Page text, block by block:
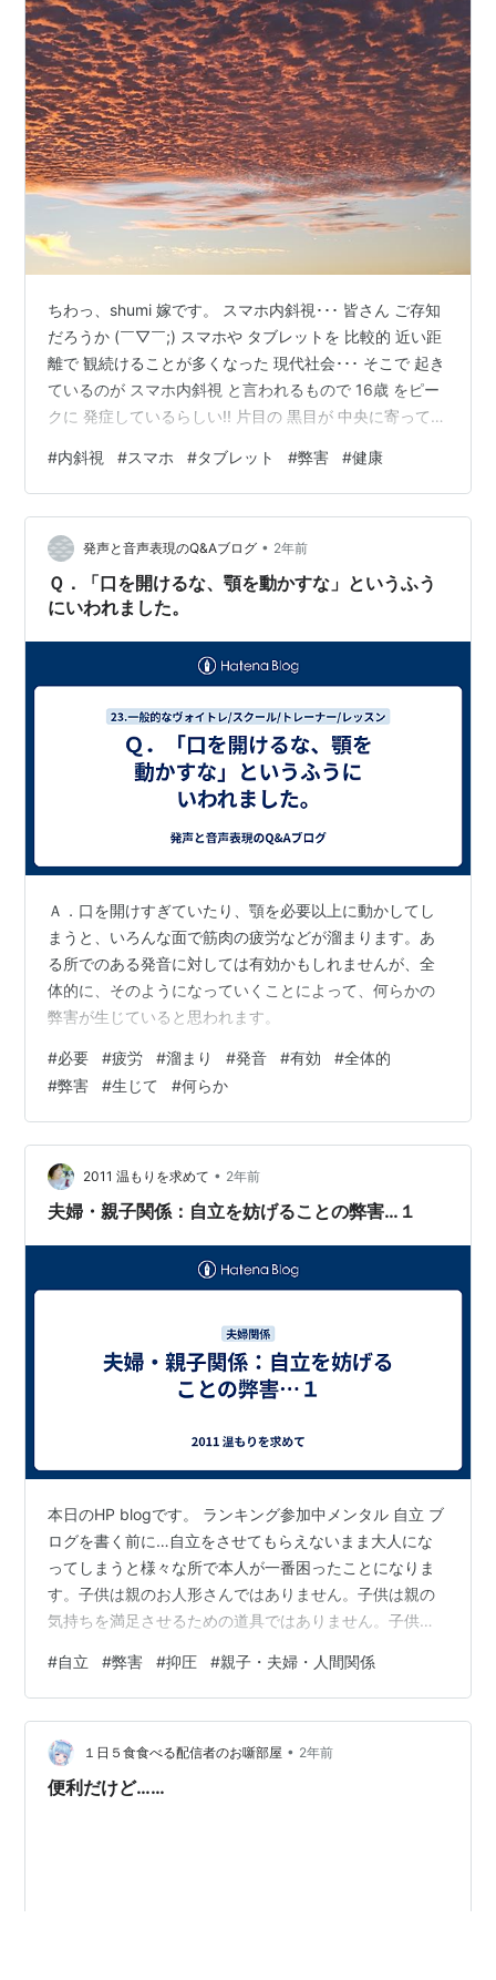
ちわっ、shumi 嫁です。 スマホ内斜視･･･ 皆さん ご存知
だろうか (￣▽￣;) スマホや タブレットを 比較的 近い距
離で 観続けることが多くなった 現代社会･･･ そこで 起き
ているのが スマホ内斜視 と言われるもので 16歳 をピー
クに 発症しているらしい!! 片目の 黒目が 中央に寄ってし
と ぼやけて見えたりするらしい 1日に 何時間も見続ける
スマホ インタビューに答えた 10代学生は 何をやるにも
スマホを見て 休憩時間と言えば スマホ 常に 手放せない
という･･･ (￣▽￣;) 今では 授業にタブレットを採用する
学校もあり…
#内斜視 #スマホ #タブレット #弊害 #健康
発声と音声表現のQ&Aブログ • 2年前
Ｑ．「口を開けるな、顎を動かすな」というふう
にいわれました。
Ａ．口を開けすぎていたり、顎を必要以上に動かしてし
まうと、いろんな面で筋肉の疲労などが溜まります。あ
る所でのある発音に対しては有効かもしれませんが、全
体的に、そのようになっていくことによって、何らかの
弊害が生じていると思われます。
#必要 #疲労 #溜まり #発音 #有効 #全体的
#弊害 #生じて #何らか
2011 温もりを求めて • 2年前
夫婦・親子関係：自立を妨げることの弊害…１
本日のHP blogです。 ランキング参加中メンタル 自立 ブ
ログを書く前に…自立をさせてもらえないまま大人にな
ってしまうと様々な所で本人が一番困ったことになりま
す。子供は親のお人形さんではありません。子供は親の
気持ちを満足させるための道具ではありません。子供は
かったりする。 子育て 一人の人間を赤ちゃんの時から育
てる。この子育ては最初は赤ちゃんですからお世話から
始まります。この「お世話することだけが子育てではな
い。」ということは誰もが良くご存知だと思います。今
日は子育てについて私の持論を書きたいと思います。 私
#自立 #弊害 #抑圧 #親子・夫婦・人間関係
１日５食食べる配信者のお噺部屋 • 2年前
便利だけど……